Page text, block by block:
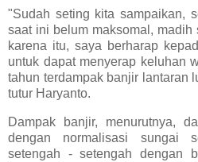
"Sudah seting kita sampaikan,
saat ini belum maksomal, madih
karena itu, saya berharap
untuk dapat menyerap keluhan
tahun terdampak banjir lantaran
tutur Haryanto.
Dampak banjir, menurutnya,
dengan normalisasi sungai
setengah - setengah dengan